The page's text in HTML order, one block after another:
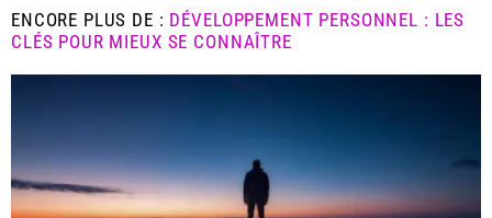
ENCORE PLUS DE : DÉVELOPPEMENT PERSONNEL : LES
CLÉS POUR MIEUX SE CONNAÎTRE